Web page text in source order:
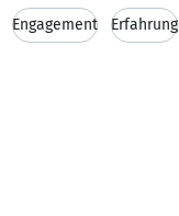
Engagement Erfahrung